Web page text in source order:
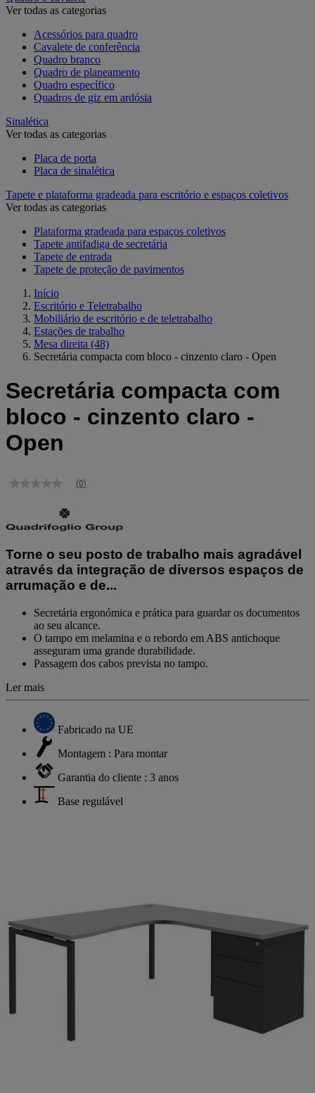
Ver todas as categorias
Acessórios para quadro
Cavalete de conferência
Quadro branco
Quadro de planeamento
Quadro específico
Quadros de giz em ardósia
Sinalética
Ver todas as categorias
Placa de porta
Placa de sinalética
Tapete e plataforma gradeada para escritório e espaços coletivos
Ver todas as categorias
Plataforma gradeada para espaços coletivos
Tapete antifadiga de secretária
Tapete de entrada
Tapete de proteção de pavimentos
Início
Escritório e Teletrabalho
Mobiliário de escritório e de teletrabalho
Estações de trabalho
Mesa direita (48)
Secretária compacta com bloco - cinzento claro - Open
Secretária compacta com
bloco - cinzento claro -
Open
Sem
classificação
Link
a
mesma
página.
(0)
Torne o seu posto de trabalho mais agradável
através da integração de diversos espaços de
arrumação e de...
Secretária ergonómica e prática para guardar os documentos
ao seu alcance.
O tampo em melamina e o rebordo em ABS antichoque
asseguram uma grande durabilidade.
Passagem dos cabos prevista no tampo.
Ler mais
Fabricado na UE
Montagem : Para montar
Garantia do cliente : 3 anos
Base regulável